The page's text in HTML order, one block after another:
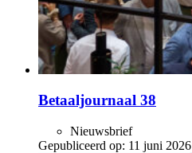
Betaaljournaal 38
Nieuwsbrief
Gepubliceerd op: 11 juni 2026